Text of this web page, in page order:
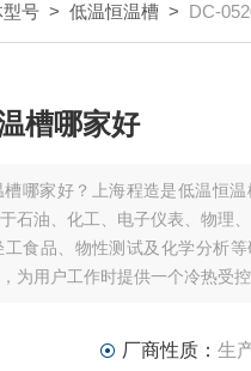
号 > 低温恒温槽 > DC-
槽哪家好
哪家好？上海程造是低温恒温
石油、化工、电子仪表、物理、
食品、物性测试及化学分析
为用户工作时提供一个冷热受控
厂商性质： 生